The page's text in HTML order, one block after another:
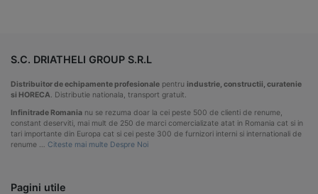
S.C. DRIATHELI GROUP S.R.L
Distribuitor de echipamente profesionale pentru industrie, constructii, curatenie
si HORECA. Distributie nationala, transport gratuit.
Infinitrade Romania nu se rezuma doar la cei peste 500 de clienti de renume,
constant deserviti, mai mult de 250 de marci comercializate atat in Romania cat si in
tari importante din Europa cat si cei peste 300 de furnizori interni si internationali de
renume … Citeste mai multe Despre Noi
Pagini utile